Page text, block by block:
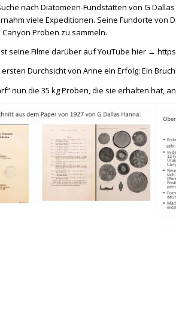
nach Diatomeen-Fundstätten von G
viele Expeditionen. Seine Fundorte von
Proben zu sammeln.
seine Filme darüber auf YouTube hier →
Durchsicht von Anne ein Erfolg: Ein
nun die 35 kg Proben, die sie erhalten hat,